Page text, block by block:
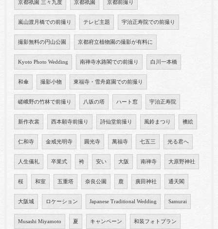
京都祇園 三々九度 京都祇園 京都前撮り
嵐山渡月橋での前撮り テレビ主題 宇治正寿院での前撮り
撮影無料の円山公園 京都府立植物園の撮影が有料に
Kyoto Photo Wedding 南禅寺水路閣での前撮り 白川一本橋
和傘 撮影小物 東福寺・雪舟庭園での前撮り
嵯峨野の竹林で前撮り 八坂の塔 ハート窓 宇治正寿院
新作衣裳 西本願寺前撮り 詩仙堂前撮り 風鈴まつり 襖絵
仁和寺 金戒光明寺 圓光寺 萬福寺 七五三 光る君へ
人生儀礼 卒業式 袴 安い 大阪 南禅寺 大原野神社
桜 和室 五重塔 奈良公園 鹿 廣田神社 通天閣
大阪城 ロケーション Japanese Traditional Wedding Samurai
Musashi Miyamoto 夏 キャンペーン 和装フォトプラン